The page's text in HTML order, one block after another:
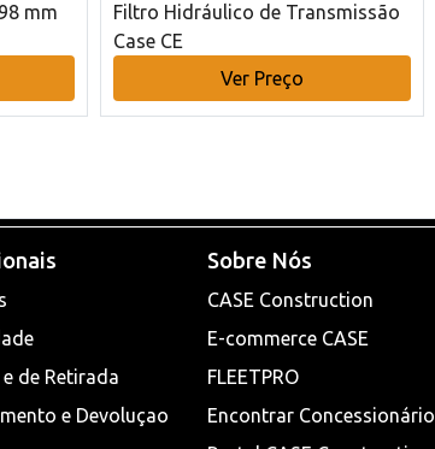
mm
Filtro Hidráulico de Transmissão
Case CE
Ver Preço
de Retirada
e Devoluçao
Sobre Nós
CASE Construction
E-commerce CASE
FLEETPRO
Encontrar Concessionário